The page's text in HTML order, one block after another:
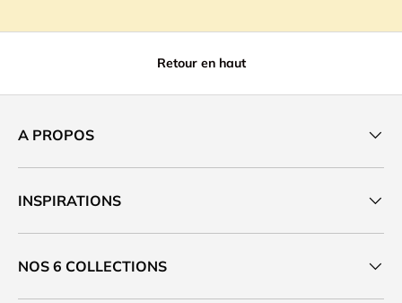
Retour en haut
A PROPOS
INSPIRATIONS
NOS 6 COLLECTIONS